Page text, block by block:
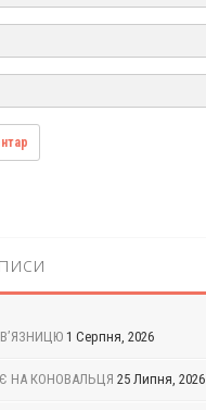
1 Серпня, 2026
НА КОНОВАЛЬЦЯ 25 Липня, 2026